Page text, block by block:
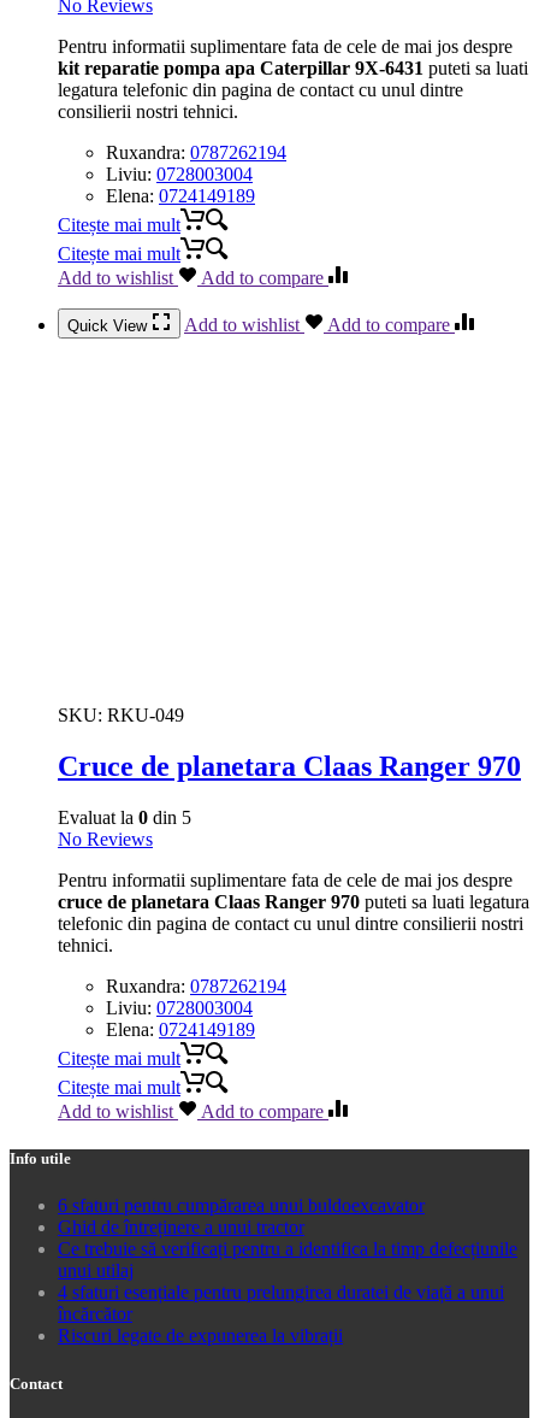
No Reviews
Pentru informatii suplimentare fata de cele de mai jos despre
kit reparatie pompa apa Caterpillar 9X-6431 puteti sa luati
legatura telefonic din pagina de contact cu unul dintre
consilierii nostri tehnici.
Ruxandra: 0787262194
Liviu: 0728003004
Elena: 0724149189
Citește mai mult
Citește mai mult
Add to wishlist
Add to compare
Quick View Add to wishlist Add to compare
SKU: RKU-049
Cruce de planetara Claas Ranger 970
Evaluat la 0 din 5
No Reviews
Pentru informatii suplimentare fata de cele de mai jos despre
cruce de planetara Claas Ranger 970 puteti sa luati legatura
telefonic din pagina de contact cu unul dintre consilierii nostri
tehnici.
Ruxandra: 0787262194
Liviu: 0728003004
Elena: 0724149189
Citește mai mult
Citește mai mult
Add to wishlist
Add to compare
Info utile
6 sfaturi pentru cumpărarea unui buldoexcavator
Ghid de întreținere a unui tractor
Ce trebuie să verificați pentru a identifica la timp defecțiunile
unui utilaj
4 sfaturi esențiale pentru prelungirea duratei de viață a unui
încărcător
Riscuri legate de expunerea la vibrații
Contact